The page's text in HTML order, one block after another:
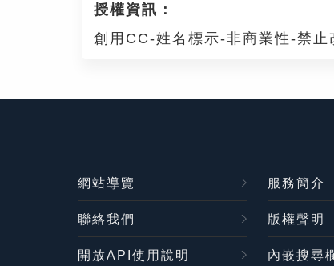
授權資訊：
創用CC-姓名標示-非商業性-禁
網站導覽 服務簡介
聯絡我們 版權聲明
開放API使用說明 內嵌搜尋